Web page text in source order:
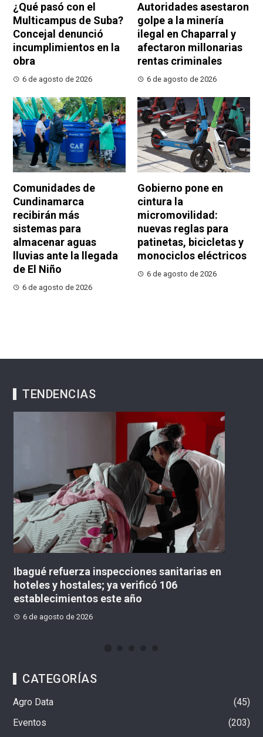
¿Qué pasó con el
Multicampus de Suba?
Concejal denunció
incumplimientos en la
obra
6 de agosto de 2026
Autoridades asestaron
golpe a la minería
ilegal en Chaparral y
afectaron millonarias
rentas criminales
6 de agosto de 2026
Comunidades de
Cundinamarca
recibirán más
sistemas para
almacenar aguas
lluvias ante la llegada
de El Niño
6 de agosto de 2026
Gobierno pone en
cintura la
micromovilidad:
nuevas reglas para
patinetas, bicicletas y
monociclos eléctricos
6 de agosto de 2026
TENDENCIAS
en
«No existe un contrato para la obra
concejal lanzó advertencia sobre el
Multicampus
6 de agosto de 2026
CATEGORÍAS
Agro Data
45
Eventos
203